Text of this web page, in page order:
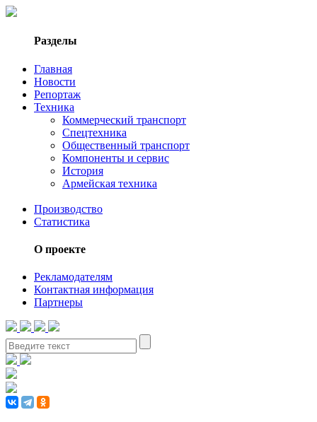
Разделы
Главная
Новости
Репортаж
Техника
Коммерческий транспорт
Спецтехника
Общественный транспорт
Компоненты и сервис
История
Армейская техника
Производство
Статистика
О проекте
Рекламодателям
Контактная информация
Партнеры